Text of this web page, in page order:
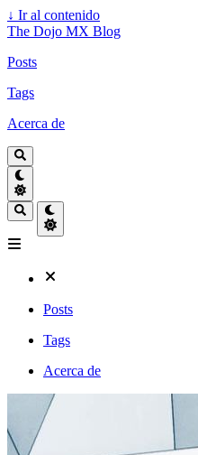
↓ Ir al contenido
The Dojo MX Blog
Posts
Tags
Acerca de
Posts
Tags
Acerca de